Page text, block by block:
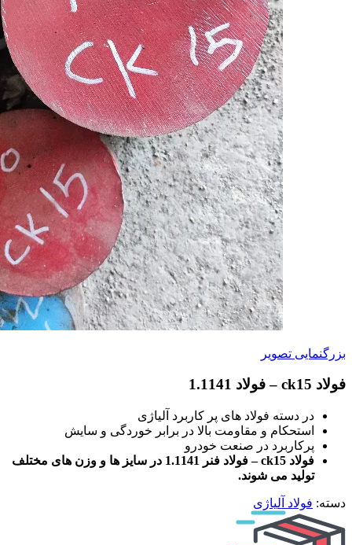
بزرگنمایی تصویر
فولاد ck15 – فولاد 1.1141
در دسته فولاد های پر کاربرد آلیاژی
استحکام و مقاومت بالا در برابر خوردگی و سایش
پرکاربرد در صنعت خودرو
فولاد ck15 – فولاد فنر 1.1141 در سایز ها و وزن های مختلف
تولید می شوند.
دسته: فولاد آلیاژی